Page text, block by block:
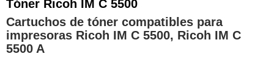
Tóner Ricoh IM C 5500
Cartuchos de tóner compatibles para
impresoras Ricoh IM C 5500, Ricoh IM C
5500 A